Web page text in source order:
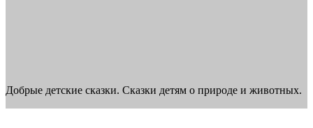
Добрые детские сказки. Сказки детям о природе и животных.